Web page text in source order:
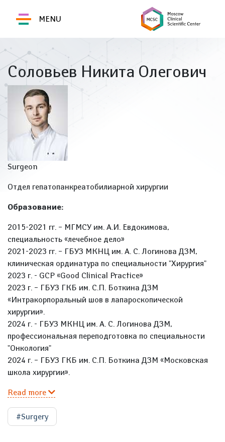
MENU
Соловьев Никита Олегович
Surgeon
Отдел гепатопанкреатобилиарной хирургии
Образование:
2015-2021 гг. – МГМСУ им. А.И. Евдокимова,
специальность «лечебное дело»
2021-2023 гг. – ГБУЗ МКНЦ им. А. С. Логинова ДЗМ,
клиническая ординатура по специальности "Хирургия"
2023 г. - GCP «Good Clinical Practice»
2023 г. – ГБУЗ ГКБ им. С.П. Боткина ДЗМ
«Интракорпоральный шов в лапароскопической
хирургии».
2024 г. - ГБУЗ МКНЦ им. А. С. Логинова ДЗМ,
профессиональная переподготовка по специальности
"Онкология"
2024 г. – ГБУЗ ГКБ им. С.П. Боткина ДЗМ «Московская
школа хирургии».
Read more
#Surgery